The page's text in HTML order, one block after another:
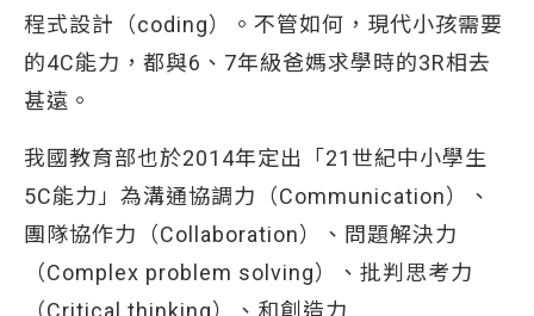
程式設計（coding）。不管如何，現代小孩需要
的4C能力，都與6、7年級爸媽求學時的3R相去
甚遠。
我國教育部也於2014年定出「21世紀中小學生
5C能力」為溝通協調力（Communication）、
團隊協作力（Collaboration）、問題解決力
（Complex problem solving）、批判思考力
（Critical thinking）、和創造力